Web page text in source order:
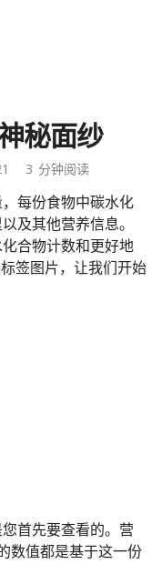
秘面纱
3 分钟阅读
每份食物中碳水化
及其他营养信息。
合物计数和更好地
签图片，让我们开始
首先要查看的。营
数值都是基于这一份